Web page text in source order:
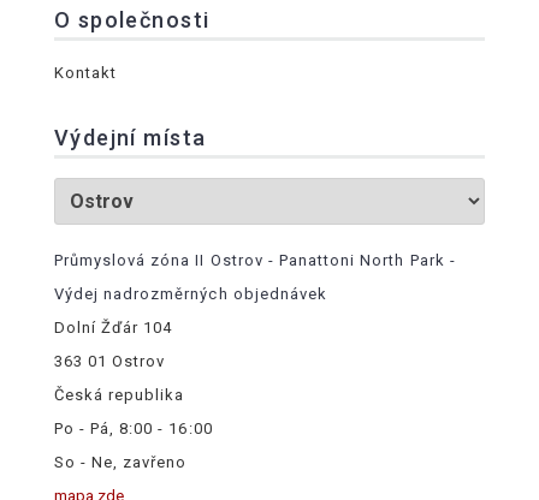
O společnosti
Kontakt
Výdejní místa
Průmyslová zóna II Ostrov - Panattoni North Park -
Výdej nadrozměrných objednávek
Dolní Žďár 104
363 01 Ostrov
Česká republika
Po - Pá, 8:00 - 16:00
So - Ne, zavřeno
mapa zde